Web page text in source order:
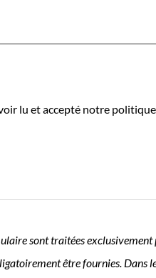
lu et accepté notre
sont traitées exclusivement
être fournies. Dans